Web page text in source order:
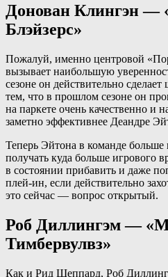
Донован Клингэн —
Блэйзерс»
Пожалуй, именно центровой
вызывает наибольшую
сезоне он действительно
тем, что в прошлом сезоне он
на паркете очень качественно и
заметно эффективнее Деандре
Теперь Эйтона в команде больше
получать куда больше игрового
в состоянии прибавить и даже
плей-ин, если действительно
это сейчас — вопрос открытый.
Роб Диллингэм —
Тимбервулвз»
Как и Рид Шеппард, Роб